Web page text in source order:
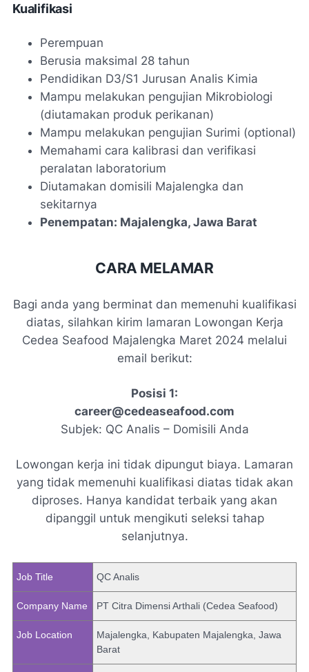
Kualifikasi
Perempuan
Berusia maksimal 28 tahun
Pendidikan D3/S1 Jurusan Analis Kimia
Mampu melakukan pengujian Mikrobiologi
(diutamakan produk perikanan)
Mampu melakukan pengujian Surimi (optional)
Memahami cara kalibrasi dan verifikasi
peralatan laboratorium
Diutamakan domisili Majalengka dan
sekitarnya
Penempatan: Majalengka, Jawa Barat
CARA MELAMAR
Bagi anda yang berminat dan memenuhi kualifikasi
diatas, silahkan kirim lamaran Lowongan Kerja
Cedea Seafood Majalengka Maret 2024 melalui
email berikut:
Posisi 1:
career@cedeaseafood.com
Subjek: QC Analis – Domisili Anda
Lowongan kerja ini tidak dipungut biaya. Lamaran
yang tidak memenuhi kualifikasi diatas tidak akan
diproses. Hanya kandidat terbaik yang akan
dipanggil untuk mengikuti seleksi tahap
selanjutnya.
Job Title QC Analis
Company Name PT Citra Dimensi Arthali (Cedea Seafood)
Job Location
Majalengka, Kabupaten Majalengka, Jawa
Barat